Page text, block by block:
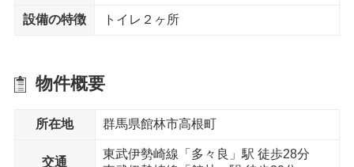
徒歩15分以内
多々良中学校 まで13分
設備の特徴 トイレ２ヶ所
物件概要
所在地 群馬県館林市高根町
交通
東武伊勢崎線「多々良」駅 徒歩28分